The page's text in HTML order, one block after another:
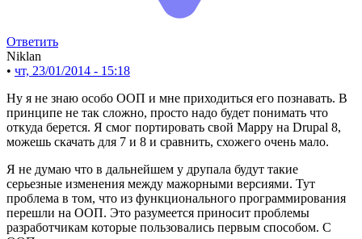
Ответить
Niklan
• чт, 23/01/2014 - 15:18
Ну я не знаю особо ООП и мне приходиться его познавать. В
принципе не так сложно, просто надо будет понимать что
откуда берется. Я смог портировать свой Mappy на Drupal 8,
можешь скачать для 7 и 8 и сравнить, схожего очень мало.
Я не думаю что в дальнейшем у друпала будут такие
серьезные изменения между мажорными версиями. Тут
проблема в том, что из функционального программирования
перешли на ООП. Это разумеется приносит проблемы
разработчикам которые пользовались первым способом. С